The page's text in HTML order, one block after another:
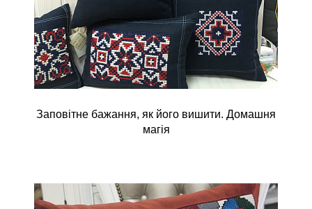
Заповітне бажання, як його вишити. Домашня
магія